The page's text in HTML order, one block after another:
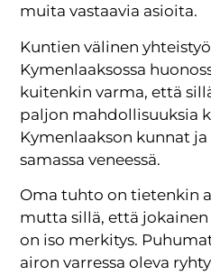
muita vastaavia asioita.
Kuntien välinen
Kymenlaaksossa
kuitenkin varma, että
paljon mahdollisuuksia
Kymenlaakson kunnat
samassa veneessä.
Oma tuhto on tietenkin
mutta sillä, että
on iso merkitys.
airon varressa oleva